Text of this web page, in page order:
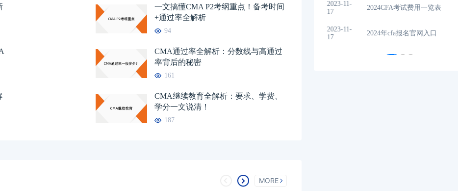
一文搞懂CMA P2考纲重点！备考时间
+通过率全解析
94
CMA通过率全解析：分数线与高通过
率背后的秘密
161
CMA继续教育全解析：要求、学费、
学分一文说清！
187
MORE
（CFA）认证考试介绍
2024年CFA考试科目介绍